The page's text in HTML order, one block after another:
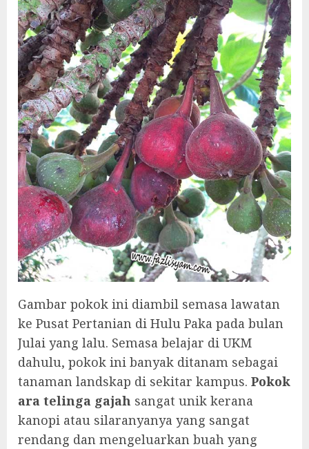
Gambar pokok ini diambil semasa lawatan
ke Pusat Pertanian di Hulu Paka pada bulan
Julai yang lalu. Semasa belajar di UKM
dahulu, pokok ini banyak ditanam sebagai
tanaman landskap di sekitar kampus. Pokok
ara telinga gajah sangat unik kerana
kanopi atau silaranyanya yang sangat
rendang dan mengeluarkan buah yang